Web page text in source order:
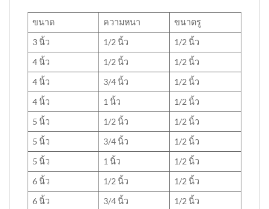
ขนาด ความหนา
ขนาดรู
3 นิ้ว
1/2 นิ้ว
1/2 นิ้ว
4 นิ้ว
1/2 นิ้ว
1/2 นิ้ว
4 นิ้ว
3/4 นิ้ว
1/2 นิ้ว
4 นิ้ว
1 นิ้ว
1/2 นิ้ว
5 นิ้ว
1/2 นิ้ว
1/2 นิ้ว
5 นิ้ว
3/4 นิ้ว
1/2 นิ้ว
5 นิ้ว
1 นิ้ว
1/2 นิ้ว
6 นิ้ว
1/2 นิ้ว
1/2 นิ้ว
6 นิ้ว
3/4 นิ้ว
1/2 นิ้ว